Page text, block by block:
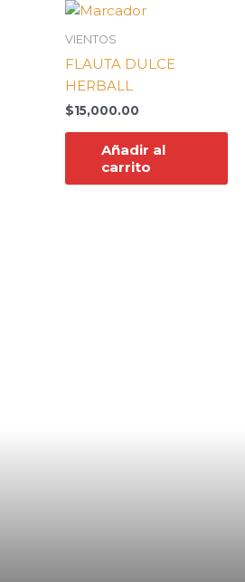
VIENTOS
FLAUTA DULCE
HERBALL
$15,000.00
Añadir al
carrito